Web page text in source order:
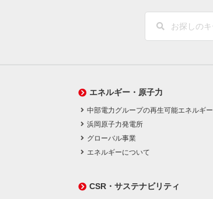
エネルギー・原子力
中部電力グループの再生可能エネルギー
浜岡原子力発電所
グローバル事業
エネルギーについて
CSR・サステナビリティ